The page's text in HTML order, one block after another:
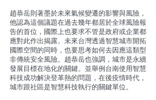
趙恭岳則著墨於未來氣候變遷的影響與風險，
他認為這個議題在過去幾年都居於全球風險報
告的首位，國際上也要求不管是政府或企業都
應對此作出揭露。未來台灣透過智慧城市開拓
國際空間的同時，也要思考如何去因應這類型
非傳統安全風險。趙恭岳也強調，城市是永續
發展目標在地化的關鍵。並舉例台南使用智慧
科技成功解決登革熱的問題，在後疫情時代，
城市跟社區是智慧科技執行的關鍵單位。